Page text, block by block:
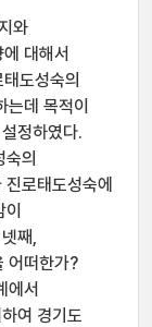
와
대해서
도성숙의
데 목적이
정하였다.
의
로태도성숙에
째,
어떠한가?
에서
여 경기도